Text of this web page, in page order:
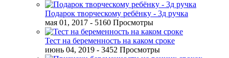
Подарок творческому ребёнку - 3д ручка
мая 01, 2017 - 5160 Просмотры
Тест на беременность на каком сроке
июнь 04, 2019 - 3452 Просмотры